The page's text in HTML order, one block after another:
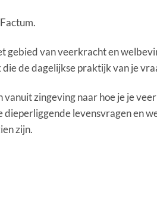
gebied van veerkracht en
de dagelijkse praktijk van je
zingeving naar hoe je je
levensvragen en
zijn.